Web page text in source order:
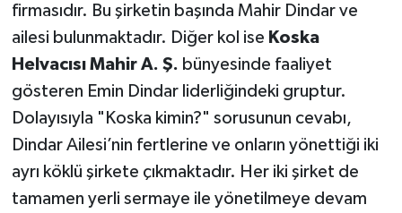
firmasıdır. Bu şirketin başında Mahir Dindar ve
ailesi bulunmaktadır. Diğer kol ise Koska
Helvacısı Mahir A. Ş. bünyesinde faaliyet
gösteren Emin Dindar liderliğindeki gruptur.
Dolayısıyla "Koska kimin?" sorusunun cevabı,
Dindar Ailesi’nin fertlerine ve onların yönettiği iki
ayrı köklü şirkete çıkmaktadır. Her iki şirket de
tamamen yerli sermaye ile yönetilmeye devam